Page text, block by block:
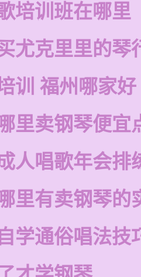
培训班在哪里
尤克里里的琴
训 福州哪家好
里卖钢琴便宜
人唱歌年会排
里有卖钢琴的
学通俗唱法技